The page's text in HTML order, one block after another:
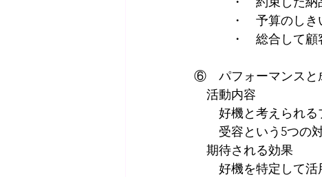
・　予算のしきい
・　総合して顧客
⑥　パフォーマンスと
活動内容
好機と考えられるプ
受容という5つの対
期待される効果
好機を特定して活